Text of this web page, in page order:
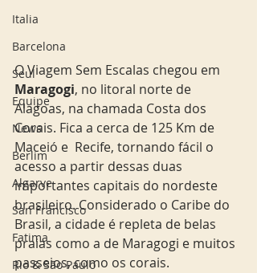
Italia
Barcelona
Seul
Equipe
News
Berlim
Algarve
San Francisco
Fatima
Rio & São Paulo
O Viagem Sem Escalas chegou em
Maragogi, no litoral norte de
Alagoas, na chamada Costa dos
Corais. Fica a cerca de 125 Km de
Maceió e  Recife, tornando fácil o
acesso a partir dessas duas
importantes capitais do nordeste
brasileiro. Considerado o Caribe do
Brasil, a cidade é repleta de belas
praias como a de Maragogi e muitos
passeios, como os corais.